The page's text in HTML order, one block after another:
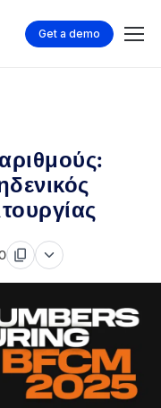
Get a demo